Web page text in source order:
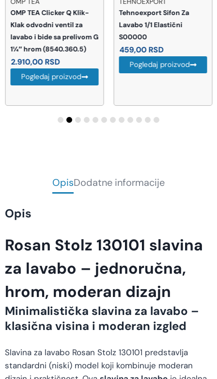
OMP TEA Clicker Q Klik-
Klak odvodni ventil za
lavabo i bide sa prelivom G
1¼″ hrom (8540.360.5)
2.910,00RSD
Pogledaj proizvod
Tehnoexport Sifon Za
Lavabo 1/1 Elastični
S00000
459,00RSD
Pogledaj proizvod
OpisDodatne informacije
Opis
Rosan Stolz 130101 slavina
za lavabo – jednoručna,
hrom, moderan dizajn
Minimalistička slavina za lavabo –
klasična visina i moderan izgled
Slavina za lavabo Rosan Stolz 130101 predstavlja
standardni (niski) model koji kombinuje moderan